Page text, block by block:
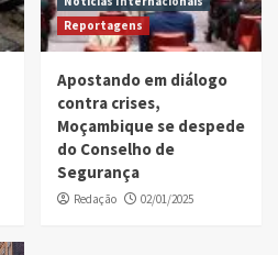
Reportagens
Apostando em diálogo
contra crises,
Moçambique se despede
do Conselho de
Segurança
Redação 02/01/2025